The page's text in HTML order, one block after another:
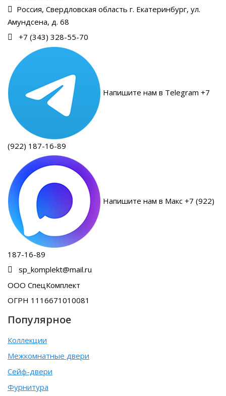
Россия, Свердловская область г. Екатеринбург, ул.
Амундсена, д. 68
+7 (343) 328-55-70
Напишите нам в Telegram +7
(922) 187-16-89
Напишите нам в Макс +7 (922)
187-16-89
sp_komplekt@mail.ru
ООО СпецКомплект
ОГРН 1116671010081
Популярное
Коллекции
Межкомнатные двери
Сейф-двери
Фурнитура